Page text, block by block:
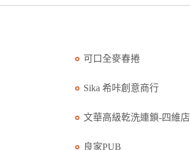
可口全麥春捲
Sika 希咔創意商行
文華高級乾洗連鎖-四維店
良家PUB